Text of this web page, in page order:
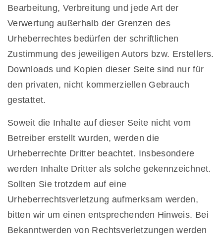
Bearbeitung, Verbreitung und jede Art der
Verwertung außerhalb der Grenzen des
Urheberrechtes bedürfen der schriftlichen
Zustimmung des jeweiligen Autors bzw. Erstellers.
Downloads und Kopien dieser Seite sind nur für
den privaten, nicht kommerziellen Gebrauch
gestattet.
Soweit die Inhalte auf dieser Seite nicht vom
Betreiber erstellt wurden, werden die
Urheberrechte Dritter beachtet. Insbesondere
werden Inhalte Dritter als solche gekennzeichnet.
Sollten Sie trotzdem auf eine
Urheberrechtsverletzung aufmerksam werden,
bitten wir um einen entsprechenden Hinweis. Bei
Bekanntwerden von Rechtsverletzungen werden